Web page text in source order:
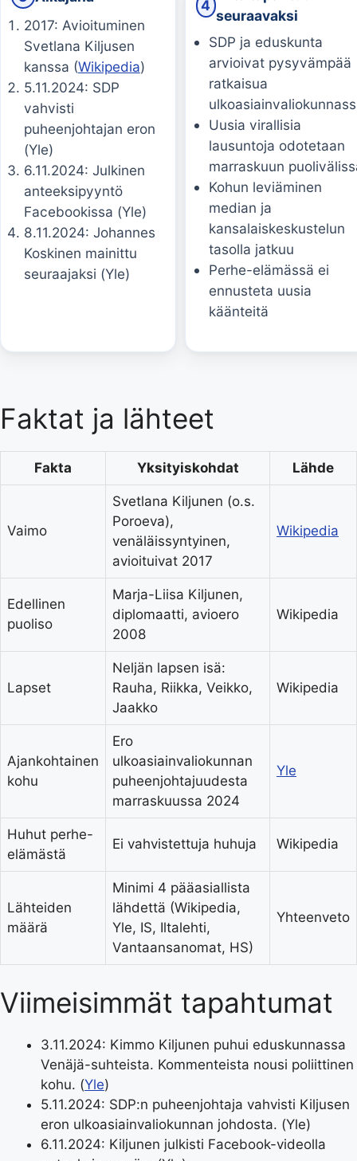
2017: Avioituminen
Svetlana Kiljusen
kanssa (Wikipedia)
5.11.2024: SDP
vahvisti
puheenjohtajan eron
(Yle)
6.11.2024: Julkinen
anteeksipyyntö
Facebookissa (Yle)
8.11.2024: Johannes
Koskinen mainittu
seuraajaksi (Yle)
4
seuraavaksi
SDP ja eduskunta
arvioivat pysyvämpää
ratkaisua
Uusia virallisia
lausuntoja odotetaan
marraskuun
Kohun leviäminen
median ja
kansalaiskeskustelun
tasolla jatkuu
Perhe-elämässä ei
ennusteta uusia
käänteitä
Faktat ja lähteet
Fakta Yksityiskohdat Lähde
Vaimo
Svetlana Kiljunen (o.s.
Poroeva),
venäläissyntyinen,
avioituivat 2017
Wikipedia
Edellinen
puoliso
Marja-Liisa Kiljunen,
diplomaatti, avioero
2008
Wikipedia
Lapset
Neljän lapsen isä:
Rauha, Riikka, Veikko,
Jaakko
Wikipedia
Ajankohtainen
kohu
Ero
ulkoasiainvaliokunnan
puheenjohtajuudesta
marraskuussa 2024
Yle
Huhut perhe-
elämästä
Ei vahvistettuja huhuja Wikipedia
Lähteiden
määrä
Minimi 4 pääasiallista
lähdettä (Wikipedia,
Yle, IS, Iltalehti,
Vantaansanomat, HS)
Yhteenveto
Viimeisimmät tapahtumat
3.11.2024: Kimmo Kiljunen puhui eduskunnassa
Venäjä-suhteista. Kommenteista nousi poliittinen
kohu. (Yle)
5.11.2024: SDP:n puheenjohtaja vahvisti Kiljusen
eron ulkoasiainvaliokunnan johdosta. (Yle)
6.11.2024: Kiljunen julkisti Facebook-videolla